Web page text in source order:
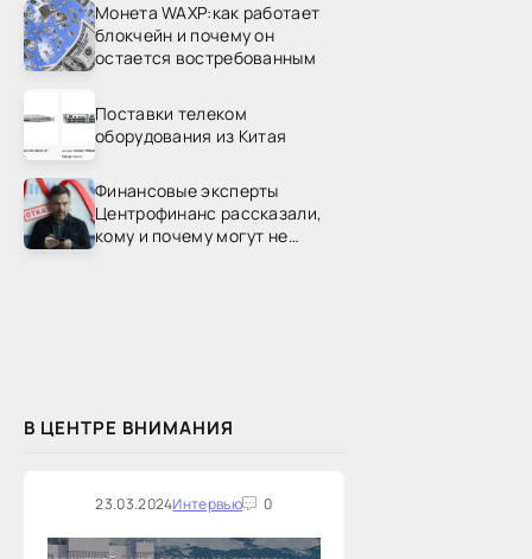
Монета WAXP:как работает
блокчейн и почему он
остается востребованным
Поставки телеком
оборудования из Китая
Финансовые эксперты
Центрофинанс рассказали,
кому и почему могут не
В ЦЕНТРЕ ВНИМАНИЯ
23.03.2024Интервью 0